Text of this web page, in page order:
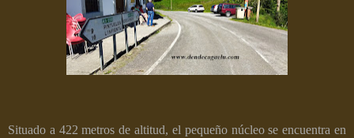
Situado a 422 metros de altitud, el pequeño núcleo se encuentra en